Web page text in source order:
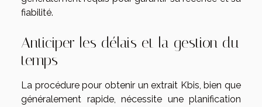
fiabilité.
Anticiper les délais et la gestion du
temps
La procédure pour obtenir un extrait Kbis, bien que
généralement rapide, nécessite une planification